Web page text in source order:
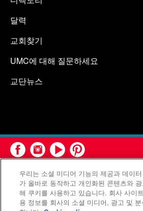
달력
교회찾기
UMC에 대해 질문하세요
교단뉴스
연합감리교회 공보부(United Methodist
우리는 소셜 미디어 기능의 제공과 데이
가 올바로 동작하고 개인화된 콘텐츠와
해 쿠키를 사용하고 있습니다. 회사 사이
용 정보를 회사의 소셜 미디어, 광고 및